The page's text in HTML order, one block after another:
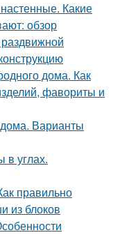
Какие
обзор
дома. Как
фавориты и
дома. Варианты
в углах.
правильно
из блоков